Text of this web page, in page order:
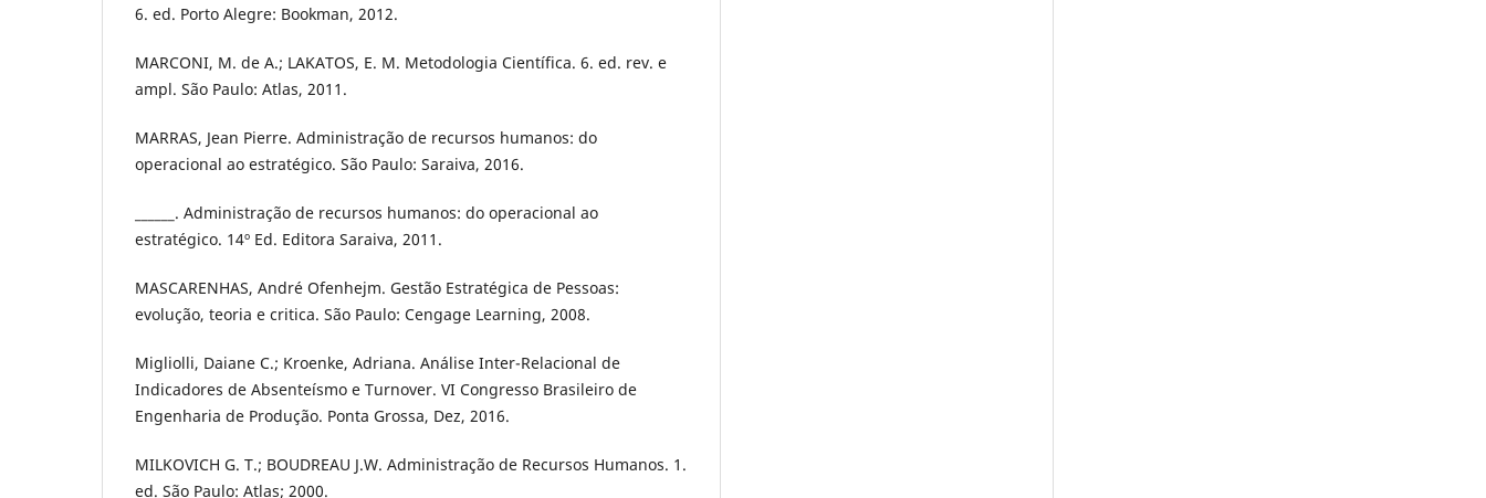
6. ed. Porto Alegre: Bookman, 2012.
MARCONI, M. de A.; LAKATOS, E. M. Metodologia Científica. 6. ed. rev. e
ampl. São Paulo: Atlas, 2011.
MARRAS, Jean Pierre. Administração de recursos humanos: do
operacional ao estratégico. São Paulo: Saraiva, 2016.
______. Administração de recursos humanos: do operacional ao
estratégico. 14º Ed. Editora Saraiva, 2011.
MASCARENHAS, André Ofenhejm. Gestão Estratégica de Pessoas:
evolução, teoria e critica. São Paulo: Cengage Learning, 2008.
Migliolli, Daiane C.; Kroenke, Adriana. Análise Inter-Relacional de
Indicadores de Absenteísmo e Turnover. VI Congresso Brasileiro de
Engenharia de Produção. Ponta Grossa, Dez, 2016.
MILKOVICH G. T.; BOUDREAU J.W. Administração de Recursos Humanos. 1.
ed. São Paulo: Atlas; 2000.